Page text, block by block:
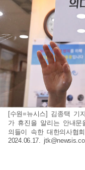
[수원=뉴시스] 김종택 기
가 휴진을 알리는 안내
의들이 속한 대한의사협
2024.06.17.